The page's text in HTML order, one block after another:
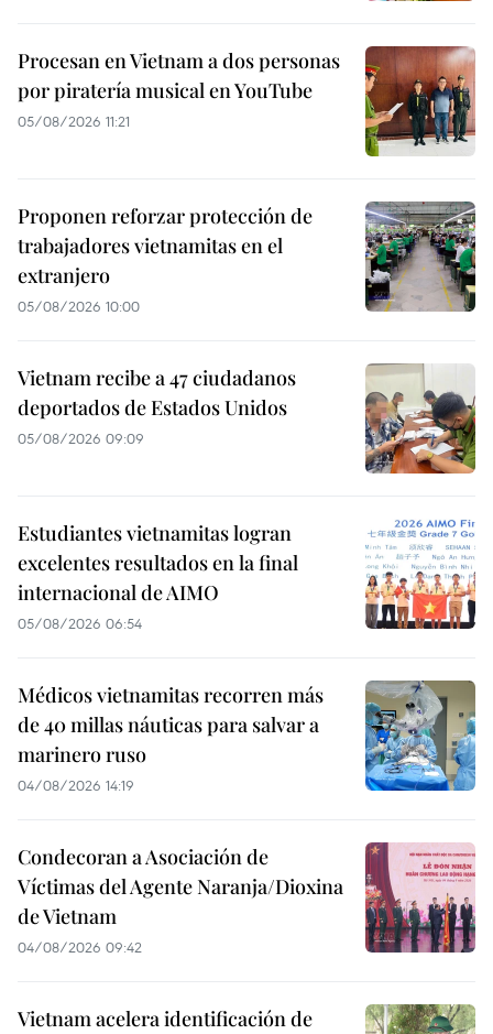
Procesan en Vietnam a dos personas
por piratería musical en YouTube
05/08/2026 11:21
Proponen reforzar protección de
trabajadores vietnamitas en el
extranjero
05/08/2026 10:00
Vietnam recibe a 47 ciudadanos
deportados de Estados Unidos
05/08/2026 09:09
Estudiantes vietnamitas logran
excelentes resultados en la final
internacional de AIMO
05/08/2026 06:54
Médicos vietnamitas recorren más
de 40 millas náuticas para salvar a
marinero ruso
04/08/2026 14:19
Condecoran a Asociación de
Víctimas del Agente Naranja/Dioxina
de Vietnam
04/08/2026 09:42
Vietnam acelera identificación de